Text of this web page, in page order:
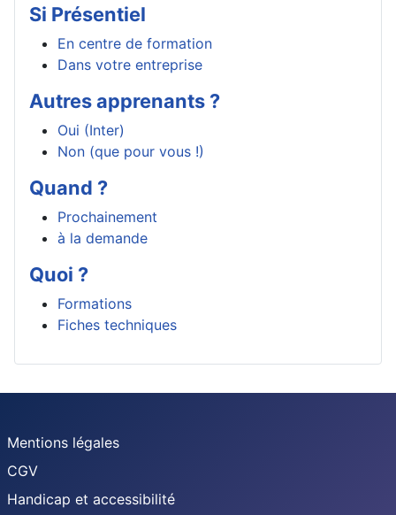
Si Présentiel
En centre de formation
Dans votre entreprise
Autres apprenants ?
Oui (Inter)
Non (que pour vous !)
Quand ?
Prochainement
à la demande
Quoi ?
Formations
Fiches techniques
Mentions légales
CGV
Handicap et accessibilité